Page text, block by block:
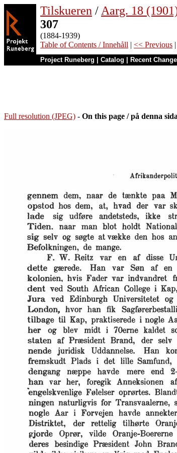
Tilskueren / Aarg. 18
307
(1884-1939)
Table of Contents / Innehåll | << Previous |
Project Runeberg Catalog Recent
Full resolution (JPEG) - On this page / på denna sida